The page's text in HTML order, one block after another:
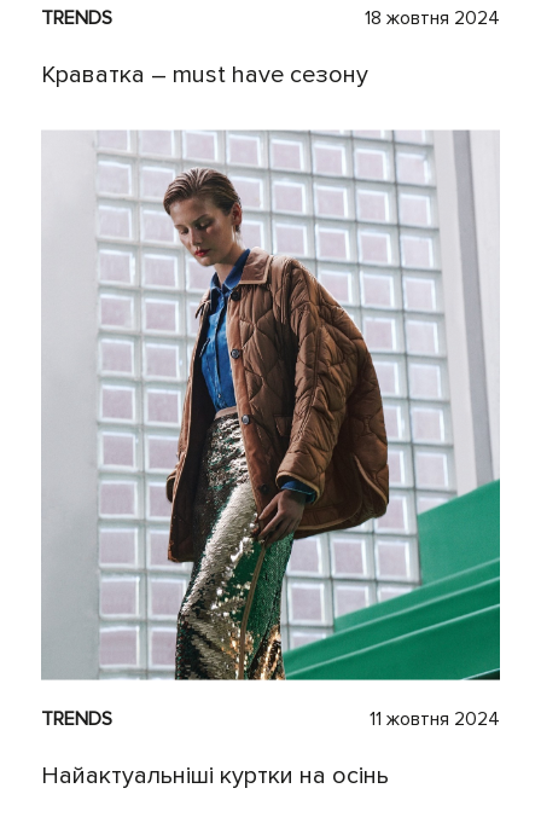
TRENDS 18 жовтня 2024
Краватка – must have сезону
TRENDS 11 жовтня 2024
Найактуальніші куртки на осінь